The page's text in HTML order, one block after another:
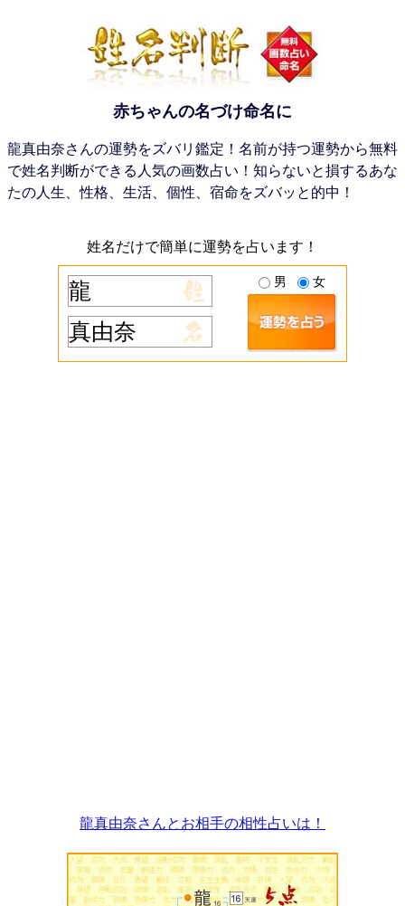
赤ちゃんの名づけ命名に
龍真由奈さんの運勢をズバリ鑑定！名前が持つ運勢から無料
で姓名判断ができる人気の画数占い！知らないと損するあな
たの人生、性格、生活、個性、宿命をズバッと的中！
姓名だけで簡単に運勢を占います！
男 女
龍真由奈さんとお相手の相性占いは！